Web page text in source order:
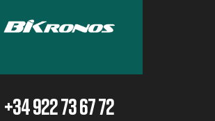
+34 922 73 67 72